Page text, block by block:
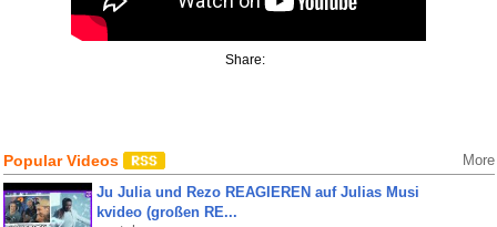
Share:
Popular Videos More
Ju Julia und Rezo REAGIEREN auf Julias Musi
kvideo (großen RE...